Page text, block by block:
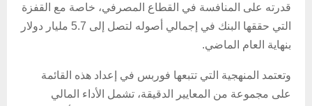
قدرته على المنافسة في القطاع المصرفي، خاصة مع القفزة
التي حققها البنك في إجمالي أصوله لتصل إلى 5.7 مليار دولار
بنهاية العام الماضي.
​وتعتمد المنهجية التي تتبعها فوربس في إعداد هذه القائمة
على مجموعة من المعايير الدقيقة، تشمل الأداء المالي